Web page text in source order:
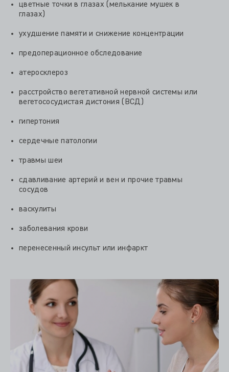
цветные точки в глазах (мелькание мушек в
глазах)
ухудшение памяти и снижение концентрации
предоперационное обследование
атеросклероз
расстройство вегетативной нервной системы или
вегетососудистая дистония (ВСД)
гипертония
сердечные патологии
травмы шеи
сдавливание артерий и вен и прочие травмы
сосудов
васкулиты
заболевания крови
перенесенный инсульт или инфаркт